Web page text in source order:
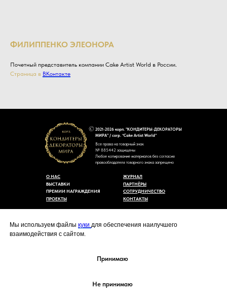
Мы используем файлы куки для обеспечения наилучшего
взаимодействия с сайтом.
Принимаю
Не принимаю
ФИЛИППЕНКО ЭЛЕОНОРА
Почетный представитель компании Cake Artist World в России.
Страница в ВКонтакте
2021-2026 корп. "КОНДИТЕРЫ-ДЕКОРАТОРЫ
МИРА" / corp. “Cake Artist World”
Все права на товарный знак
№ 885442 защищены
Любое копирование материалов без согласия
правообладателя товарного знака запрещено
cakeartistworld@mail.ru
КОНТАКТЫ
СОТРУДНИЧЕСТВО
ЖУРНАЛ
ПАРТНЁРЫ
ПРЕМИИ НАГРАЖДЕНИЯ
ПРОЕКТЫ
ВЫСТАВКИ
О НАС
Политика конфиденциальности
Согласие на обработку персональных данных